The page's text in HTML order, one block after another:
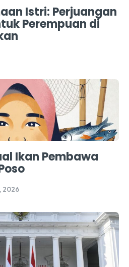
Istri: Perjuangan
Perempuan di
Ikan Pembawa
2026